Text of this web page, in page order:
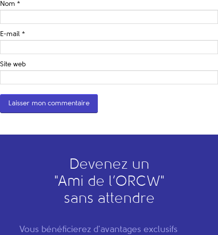
Nom *
E-mail *
Site web
Devenez un
"Ami de l’ORCW"
sans attendre
Vous bénéficierez d'avantages exclusifs